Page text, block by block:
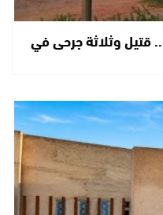
وثلاثة جرحى في